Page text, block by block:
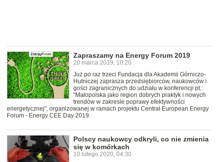
Zapraszamy na Energy Forum 2019
20 marca 2019, 10:20
Już po raz trzeci Fundacja dla Akademii Górniczo-
Hutniczej zaprasza przedsiębiorców, naukowców i
gości zagranicznych do udziału w konferencji pt.:
"Małopolska jako region dobrych praktyk i nowych
trendów w zakresie poprawy efektywności
energetycznej", organizowanej w ramach projektu Central European Energy
Forum - Energy CEE Day 2019.
Polscy naukowcy odkryli, co nie zmienia
się w komórkach
10 lutego 2020, 04:30